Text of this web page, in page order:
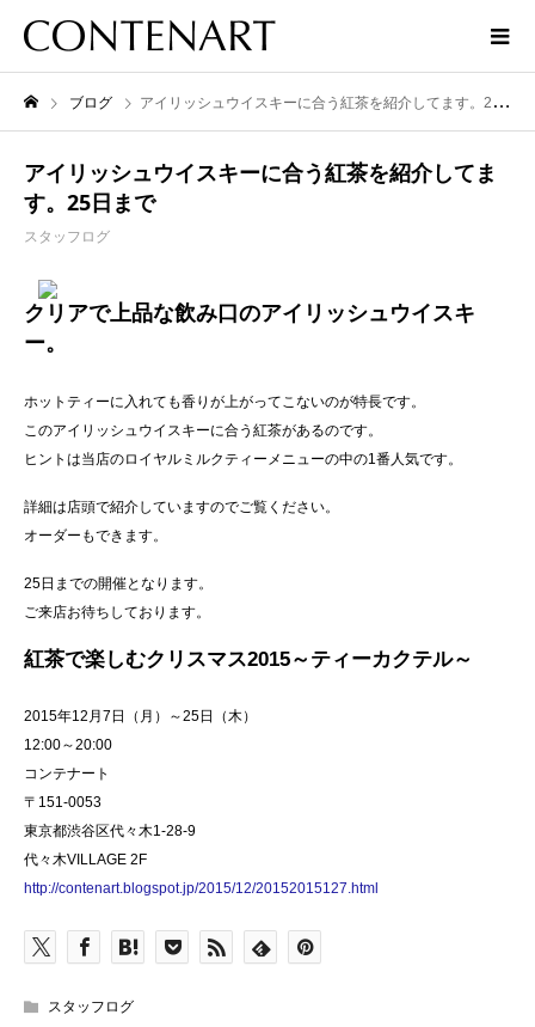
ブログ アイリッシュウイスキーに合う紅茶を紹介してます。25日まで
アイリッシュウイスキーに合う紅茶を紹介してま
す。25日まで
スタッフログ
クリアで上品な飲み口のアイリッシュウイスキ
ー。
ホットティーに入れても香りが上がってこないのが特長です。
このアイリッシュウイスキーに合う紅茶があるのです。
ヒントは当店のロイヤルミルクティーメニューの中の1番人気です。
詳細は店頭で紹介していますのでご覧ください。
オーダーもできます。
25日までの開催となります。
ご来店お待ちしております。
紅茶で楽しむクリスマス2015～ティーカクテル～
2015年12月7日（月）～25日（木）
12:00～20:00
コンテナート
〒151-0053
東京都渋谷区代々木1-28-9
代々木VILLAGE 2F
http://contenart.blogspot.jp/2015/12/20152015127.html
スタッフログ